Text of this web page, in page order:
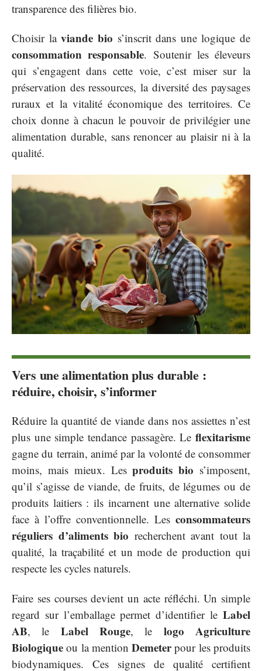
transparence des filières bio.
Choisir laviande bio s’inscrit dans une logique de
consommation responsable. Soutenir les éleveurs
qui s’engagent dans cette voie, c’est miser sur la
préservation des ressources, la diversité des paysages
ruraux et la vitalité économique des territoires. Ce
choix donne à chacun le pouvoir de privilégier une
alimentation durable, sans renoncer au plaisir ni à la
qualité.
Vers une alimentation plus durable :
réduire, choisir, s’informer
Réduire la quantité de viande dans nos assiettes n’est
plus une simple tendance passagère. Le flexitarisme
gagne du terrain, animé par la volonté de consommer
moins, mais mieux. Lesproduits bio s’imposent,
qu’il s’agisse de viande, de fruits, de légumes ou de
produits laitiers : ils incarnent une alternative solide
face à l’offre conventionnelle. Les consommateurs
réguliers d’aliments bio recherchent avant tout la
qualité, la traçabilité et un mode de production qui
respecte les cycles naturels.
Faire ses courses devient un acte réfléchi. Un simple
regard sur l’emballage permet d’identifier le Label
AB, le Label Rouge, le logo Agriculture
Biologique ou la mentionDemeterpour les produits
biodynamiques. Ces signes de qualité certifient